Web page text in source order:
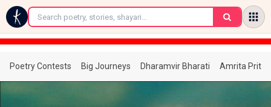
←
Poetry Contests Big Journeys Dharamvir Bharati Amrita